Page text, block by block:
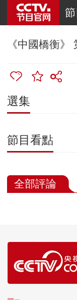
《中國橋衡
選集
節目看點
全部評論